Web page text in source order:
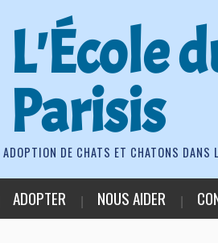
L'École
Parisis
DE CHATS ET CHATONS DANS
ADOPTER NOUS AIDER